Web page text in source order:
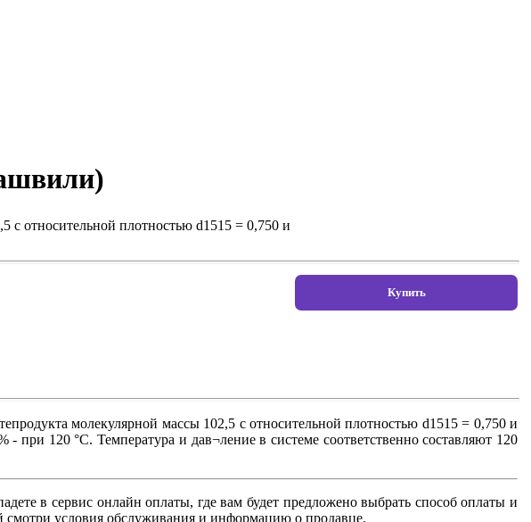
с относительной плотностью d1515 = 0,750 и
молекулярной массы 102,5 с относительной плотностью d1515 = 0,750 и
120 °С. Температура и дав¬ление в системе соответственно составляют 120
в сервис онлайн оплаты, где вам будет предложено выбрать способ оплаты и
смотри условия обслуживания и информацию о продавце.